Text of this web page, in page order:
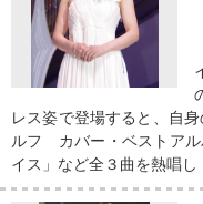
レス姿で登場すると、自
ルフ カバー・ベストアル
イス」など全３曲を熱唱し